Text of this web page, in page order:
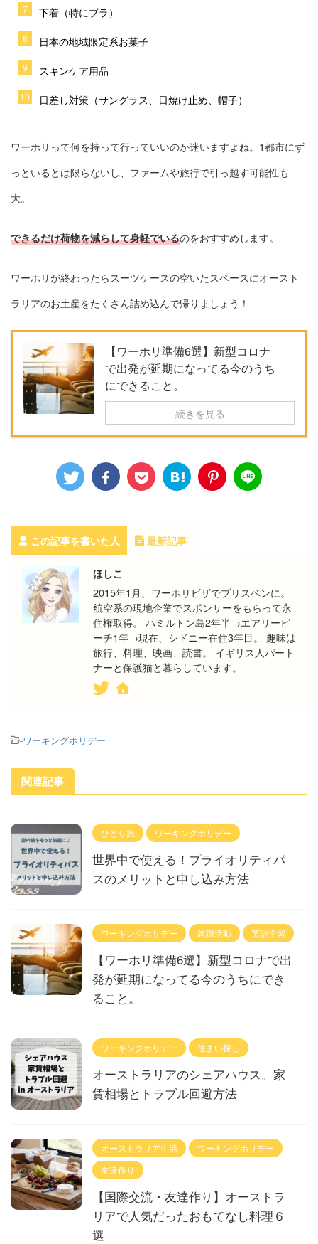
下着（特にブラ）
日本の地域限定系お菓子
スキンケア用品
日差し対策（サングラス、日焼け止め、帽子）
ワーホリって何を持って行っていいのか迷いますよね。1都市にず
っといるとは限らないし、ファームや旅行で引っ越す可能性も
大。
できるだけ荷物を減らして身軽でいるのをおすすめします。
ワーホリが終わったらスーツケースの空いたスペースにオースト
ラリアのお土産をたくさん詰め込んで帰りましょう！
【ワーホリ準備6選】新型コロナ
で出発が延期になってる今のうち
にできること。
続きを見る
この記事を書いた人 最新記事
ほしこ
2015年1月、ワーホリビザでブリスベンに。
航空系の現地企業でスポンサーをもらって永
住権取得。 ハミルトン島2年半→エアリービ
ーチ1年→現在、シドニー在住3年目。 趣味は
旅行、料理、映画、読書。 イギリス人パート
ナーと保護猫と暮らしています。
-ワーキングホリデー
関連記事
ひとり旅 ワーキングホリデー
世界中で使える！プライオリティパ
スのメリットと申し込み方法
ワーキングホリデー 就職活動 英語学習
【ワーホリ準備6選】新型コロナで出
発が延期になってる今のうちにでき
ること。
ワーキングホリデー 住まい探し
オーストラリアのシェアハウス。家
賃相場とトラブル回避方法
オーストラリア生活
ワーキングホリデー
友達作り
【国際交流・友達作り】オーストラ
リアで人気だったおもてなし料理６
選